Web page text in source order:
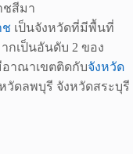
ชสีมา
ช เป็นจังหวัดที่มีพื้นที่
กเป็นอันดับ 2 ของ
อาณาเขตติดกับจังหวัด
วัดลพบุรี จังหวัดสระบุรี